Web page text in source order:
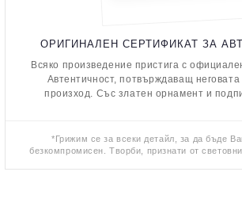
ОРИГИНАЛЕН СЕРТИФИКАТ ЗА
Всяко произведение пристига с
Автентичност, потвърждаващ неговата
произход. Със златен орнамент и
*Грижим се за всеки детайл, за да бъде
безкомпромисен. Творби, признати от